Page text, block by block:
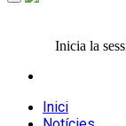
Inicia la
Inici